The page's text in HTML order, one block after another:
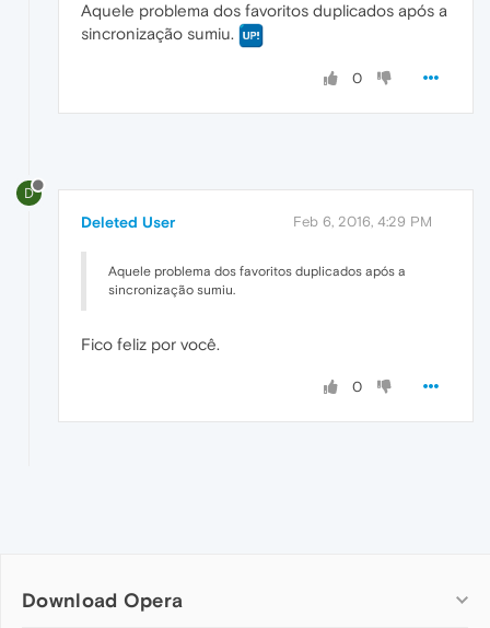
Aquele problema dos favoritos duplicados após a
sincronização sumiu.
0
D
Deleted User Feb 6, 2016, 4:29 PM
Aquele problema dos favoritos duplicados após a
sincronização sumiu.
Fico feliz por você.
0
Download Opera